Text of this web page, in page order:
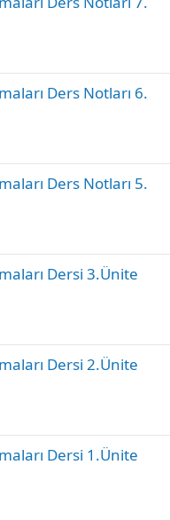
Ders Notları 6.
Ders Notları 5.
Dersi 3.Ünite
Dersi 2.Ünite
Dersi 1.Ünite